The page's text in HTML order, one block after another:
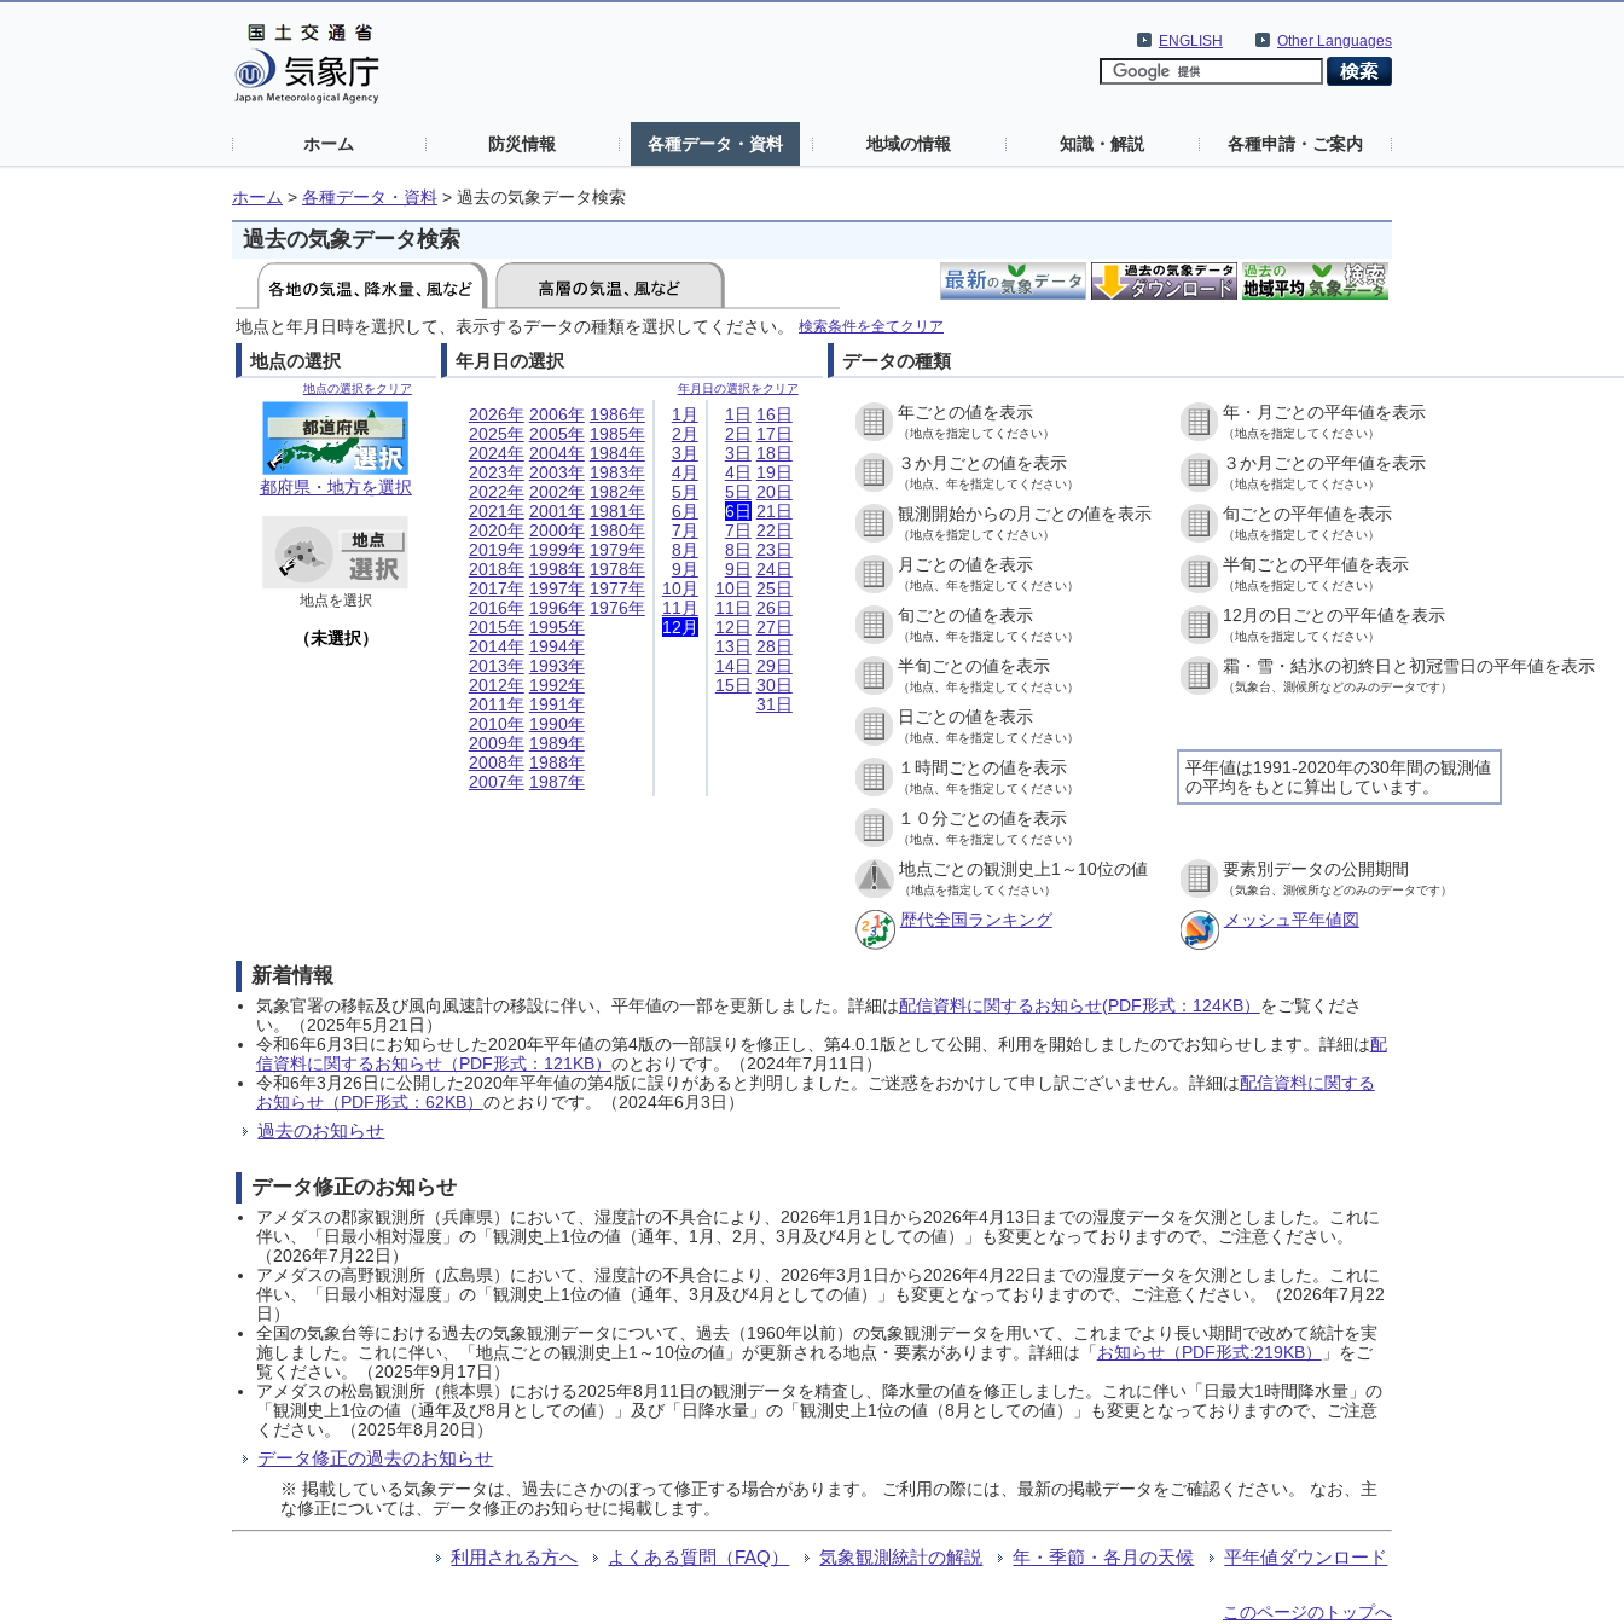
Other Languages
ENGLISH
ホーム 防災情報 各種データ・資料 地域の情報 知識・解説 各種申請・ご案内
ホーム > 各種データ・資料 > 過去の気象データ検索
過去の気象データ検索
地点と年月日時を選択して、表示するデータの種類を選択してください。 検索条件を全てクリア
地点の選択
地点の選択をクリア
都府県・地方を選択
地点を選択
（未選択）
年月日の選択
年月日の選択をクリア
2026年
2025年
2024年
2023年
2022年
2021年
2020年
2019年
2018年
2017年
2016年
2015年
2014年
2013年
2012年
2011年
2010年
2009年
2008年
2007年
2006年
2005年
2004年
2003年
2002年
2001年
2000年
1999年
1998年
1997年
1996年
1995年
1994年
1993年
1992年
1991年
1990年
1989年
1988年
1987年
1986年
1985年
1984年
1983年
1982年
1981年
1980年
1979年
1978年
1977年
1976年
1月
2月
3月
4月
5月
6月
7月
8月
9月
10月
11月
12月
1日
2日
3日
4日
5日
6日
7日
8日
9日
10日
11日
12日
13日
14日
15日
16日
17日
18日
19日
20日
21日
22日
23日
24日
25日
26日
27日
28日
29日
30日
31日
データの種類
年ごとの値を表示
（地点を指定してください）
年・月ごとの平年値を表示
（地点を指定してください）
３か月ごとの値を表示
（地点、年を指定してください）
３か月ごとの平年値を表示
（地点を指定してください）
観測開始からの月ごとの値を表示
（地点を指定してください）
旬ごとの平年値を表示
（地点を指定してください）
月ごとの値を表示
（地点、年を指定してください）
半旬ごとの平年値を表示
（地点を指定してください）
旬ごとの値を表示
（地点、年を指定してください）
12月の日ごとの平年値を表示
（地点を指定してください）
半旬ごとの値を表示
（地点、年を指定してください）
霜・雪・結氷の初終日と初冠雪日の平年値を表示
（気象台、測候所などのみのデータです）
日ごとの値を表示
（地点、年を指定してください）
平年値は1991-2020年の30年間の観測値
の平均をもとに算出しています。
１時間ごとの値を表示
（地点、年を指定してください）
１０分ごとの値を表示
（地点、年を指定してください）
地点ごとの観測史上1～10位の値
（地点を指定してください）
要素別データの公開期間
（気象台、測候所などのみのデータです）
歴代全国ランキング メッシュ平年値図
新着情報
気象官署の移転及び風向風速計の移設に伴い、平年値の一部を更新しました。詳細は配信資料に関するお知らせ(PDF形式：124KB） をご覧くださ
い。（2025年5月21日）
令和6年6月3日にお知らせした2020年平年値の第4版の一部誤りを修正し、第4.0.1版として公開、利用を開始しましたのでお知らせします。詳細は配
信資料に関するお知らせ（PDF形式：121KB） のとおりです。（2024年7月11日）
令和6年3月26日に公開した2020年平年値の第4版に誤りがあると判明しました。ご迷惑をおかけして申し訳ございません。詳細は配信資料に関する
お知らせ（PDF形式：62KB） のとおりです。（2024年6月3日）
過去のお知らせ
データ修正のお知らせ
アメダスの郡家観測所（兵庫県）において、湿度計の不具合により、2026年1月1日から2026年4月13日までの湿度データを欠測としました。これに
伴い、「日最小相対湿度」の「観測史上1位の値（通年、1月、2月、3月及び4月としての値）」も変更となっておりますので、ご注意ください。
（2026年7月22日）
アメダスの高野観測所（広島県）において、湿度計の不具合により、2026年3月1日から2026年4月22日までの湿度データを欠測としました。これに
伴い、「日最小相対湿度」の「観測史上1位の値（通年、3月及び4月としての値）」も変更となっておりますので、ご注意ください。（2026年7月22
日）
全国の気象台等における過去の気象観測データについて、過去（1960年以前）の気象観測データを用いて、これまでより長い期間で改めて統計を実
施しました。これに伴い、「地点ごとの観測史上1～10位の値」が更新される地点・要素があります。詳細は「お知らせ（PDF形式:219KB）
」をご
覧ください。（2025年9月17日）
アメダスの松島観測所（熊本県）における2025年8月11日の観測データを精査し、降水量の値を修正しました。これに伴い「日最大1時間降水量」の
「観測史上1位の値（通年及び8月としての値）」及び「日降水量」の「観測史上1位の値（8月としての値）」も変更となっておりますので、ご注意
ください。（2025年8月20日）
データ修正の過去のお知らせ
※ 掲載している気象データは、過去にさかのぼって修正する場合があります。 ご利用の際には、最新の掲載データをご確認ください。 なお、主
な修正については、データ修正のお知らせに掲載します。
利用される方へ よくある質問（FAQ） 気象観測統計の解説 年・季節・各月の天候 平年値ダウンロード
このページのトップへ